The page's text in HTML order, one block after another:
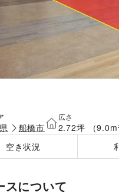
船橋市
広さ
2.72坪 （9.0m²
空き状況
スについて